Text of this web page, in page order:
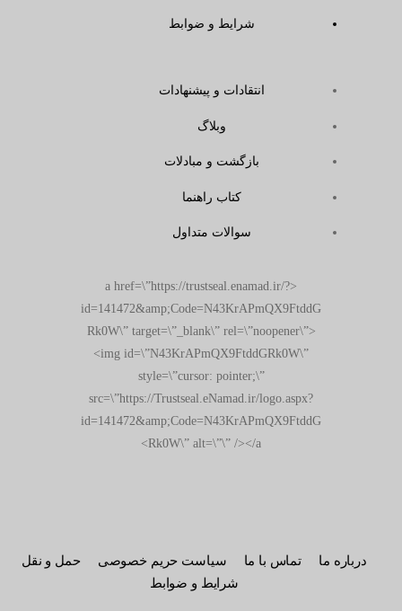
شرایط و ضوابط
انتقادات و پیشنهادات
وبلاگ
بازگشت و مبادلات
کتاب راهنما
سوالات متداول
<a href=\”https://trustseal.enamad.ir/?
id=141472&amp;Code=N43KrAPmQX9FtddG
Rk0W\” target=\”_blank\” rel=\”noopener\”>
<img id=\”N43KrAPmQX9FtddGRk0W\”
style=\”cursor: pointer;\”
src=\”https://Trustseal.eNamad.ir/logo.aspx?
id=141472&amp;Code=N43KrAPmQX9FtddG
Rk0W\” alt=\”\” /></a>
درباره ما تماس با ما سیاست حریم خصوصی
حمل و نقل
شرایط و ضوابط